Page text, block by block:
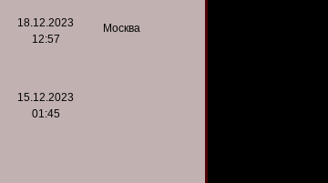
18.12.2023
12:57
Москва
15.12.2023
01:45